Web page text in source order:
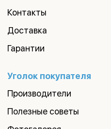
Контакты
Доставка
Гарантии
Уголок покупателя
Производители
Полезные советы